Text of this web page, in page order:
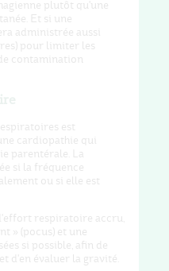
plutôt qu'une
Et si une
administrée aussi
pour limiter les
contamination
est
cardiopathie qui
parentérale. La
si la fréquence
ou si elle est
respiratoire accru,
» (pocus) et une
si possible, afin de
d'en évaluer la gravité.